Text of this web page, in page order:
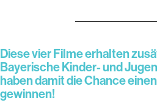
Diese vier Filme erhalten
Bayerische Kinder- und
haben damit die Chance
gewinnen!